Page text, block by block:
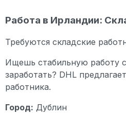
Работа в Ирландии:
Требуются складские
Ищешь стабильную работу
заработать? DHL
работника.
Город: Дублин